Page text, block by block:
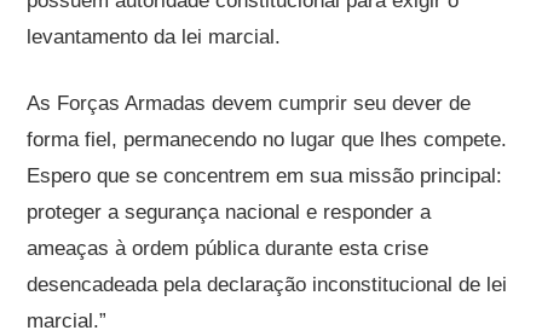
levantamento da lei marcial.
As Forças Armadas devem cumprir seu dever de
forma fiel, permanecendo no lugar que lhes compete.
Espero que se concentrem em sua missão principal:
proteger a segurança nacional e responder a
ameaças à ordem pública durante esta crise
desencadeada pela declaração inconstitucional de lei
marcial.”